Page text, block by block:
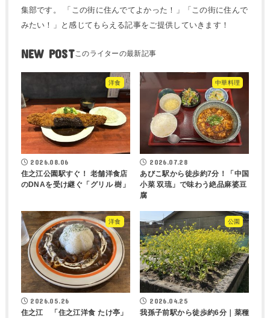
集部です。 「この街に住んでてよかった！」「この街に住んで
みたい！」と感じてもらえる記事をご提供していきます！
NEW POST
洋食
2026.08.06
住之江公園駅すぐ！ 老舗洋食店
のDNAを受け継ぐ「グリル 樹」
中華料理
2026.07.28
あびこ駅から徒歩約7分！「中国
小菜 双琉」で味わう絶品麻婆豆
腐
洋食
2026.05.26
住之江 「住之江洋食 たけ亭」
公園
2026.04.25
我孫子前駅から徒歩約6分｜菜種